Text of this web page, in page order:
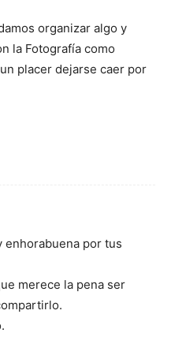
organizar algo y
la Fotografía como
placer dejarse caer por
enhorabuena por tus
merece la pena ser